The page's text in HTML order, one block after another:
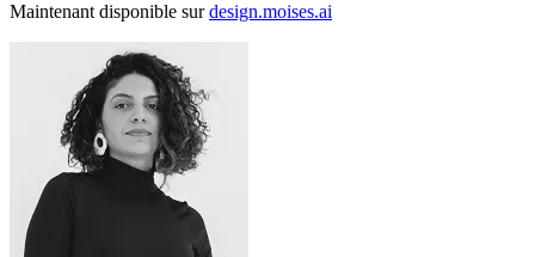
Maintenant disponible surdesign.moises.ai